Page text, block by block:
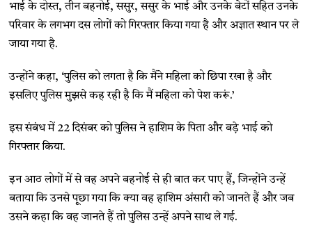
भाई के दोस्त, तीन बहनोई, ससुर, ससुर के भाई और उनके बेटों सहित उनके
परिवार के लगभग दस लोगों को गिरफ्तार किया गया है और अज्ञात स्थान पर ले
जाया गया है.
उन्होंने कहा, ‘पुलिस को लगता है कि मैंने महिला को छिपा रखा है और
इसलिए पुलिस मुझसे कह रही है कि मैं महिला को पेश करूं.’
इस संबंध में 22 दिसंबर को पुलिस ने हाशिम के पिता और बड़े भाई को
गिरफ्तार किया.
इन आठ लोगों में से वह अपने बहनोई से ही बात कर पाए हैं, जिन्होंने उन्हें
बताया कि उनसे पूछा गया कि क्या वह हाशिम अंसारी को जानते हैं और जब
उसने कहा कि वह जानते हैं तो पुलिस उन्हें अपने साथ ले गई.